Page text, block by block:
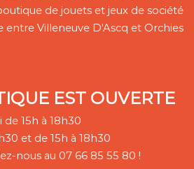
de jouets et jeux de société
entre Villeneuve D'Ascq et Orchies
EST OUVERTE
15h à 18h30
et de 15h à 18h30
nous au 07 66 85 55 80 !